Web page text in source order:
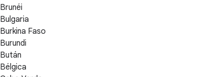
Brunéi
Bulgaria
Burkina Faso
Burundi
Bután
Bélgica